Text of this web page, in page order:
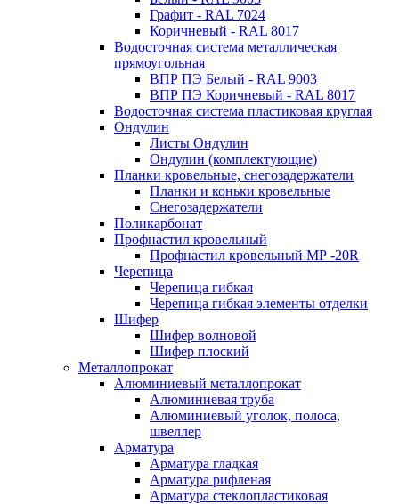
Графит - RAL 7024
Коричневый - RAL 8017
Водосточная система металлическая
прямоугольная
ВПР ПЭ Белый - RAL 9003
ВПР ПЭ Коричневый - RAL 8017
Водосточная система пластиковая круглая
Ондулин
Листы Ондулин
Ондулин (комплектующие)
Планки кровельные, снегозадержатели
Планки и коньки кровельные
Снегозадержатели
Поликарбонат
Профнастил кровельный
Профнастил кровельный МР -20R
Черепица
Черепица гибкая
Черепица гибкая элементы отделки
Шифер
Шифер волновой
Шифер плоский
Металлопрокат
Алюминиевый металлопрокат
Алюминиевая труба
Алюминиевый уголок, полоса,
швеллер
Арматура
Арматура гладкая
Арматура рифленая
Арматура стеклопластиковая